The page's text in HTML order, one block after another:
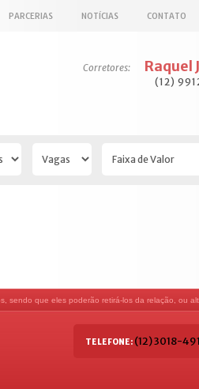
PARCERIAS NOTÍCIAS CONTATO
Corretores: Raquel
(12)
que eles poderão retirá-los da relação, ou
TELEFONE: (12) 3018-